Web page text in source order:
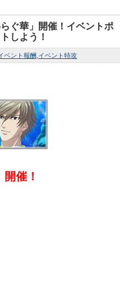
ぐ華」開催！イベントポ
しよう！
ベント報酬 イベント特攻
催！